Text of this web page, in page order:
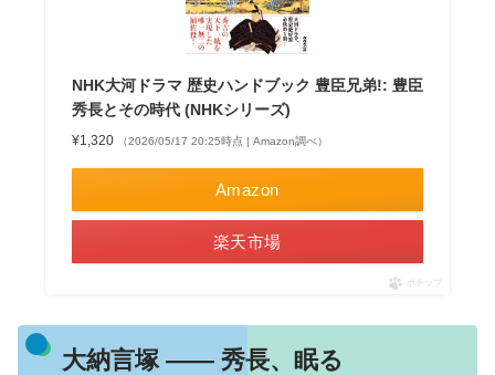
NHK大河ドラマ 歴史ハンドブック 豊臣兄弟!: 豊臣
秀長とその時代 (NHKシリーズ)
¥1,320 （2026/05/17 20:25時点 | Amazon調べ）
Amazon
楽天市場
ポチップ
大納言塚 ―― 秀長、眠る